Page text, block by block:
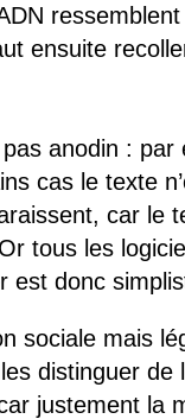
ensuite
anodin : par
cas le texte
car le
tous les
est donc
sociale mais
distinguer de
justement la